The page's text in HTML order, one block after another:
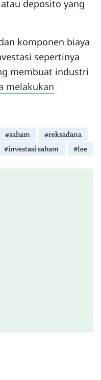
deposito yang
komponen biaya
sepertinya
membuat industri
melakukan
#saham
#reksadana
#investasi saham #fee